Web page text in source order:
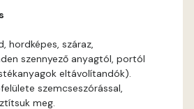
Gold-yellow A
hordképes, száraz,
szennyező anyagtól, portól
eltávolítandók).
szemcseszórással,
meg.